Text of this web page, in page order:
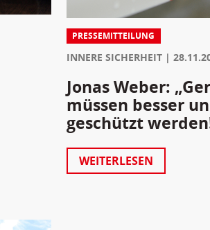
PRESSEMITTEILUNG
INNERE SICHERHEIT
Jonas Weber:
müssen besser
geschützt
WEITERLESEN